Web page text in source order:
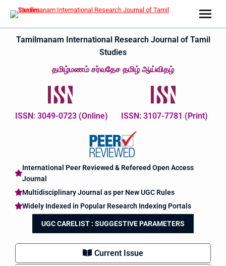
Tamilmanam International Research Journal of Tamil
Studies
தமிழ்மணம் சர்வதேச தமிழ் ஆய்விதழ்
ISSN: 3049-0723 (Online) ISSN: 3107-7781 (Print)
International Peer Reviewed & Refereed Open Access
Journal
Multidisciplinary Journal as per New UGC Rules
Widely Indexed in Popular Research Indexing Portals
UGC CARELIST : SUGGESTIVE PARAMETERS
Current Issue